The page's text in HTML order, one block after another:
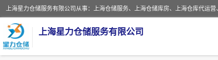
上海星力仓储服务有限公司